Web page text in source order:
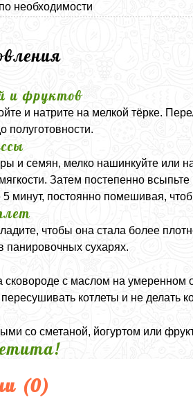
необходимости
и фруктов
и натрите на мелкой тёрке.
полуготовности.
и семян, мелко нашинкуйте или
Затем постепенно
минут, постоянно помешивая,
чтобы она стала более
панировочных сухарях.
с маслом на умеренном
котлеты и не делать
со сметаной, йогуртом или
(0)